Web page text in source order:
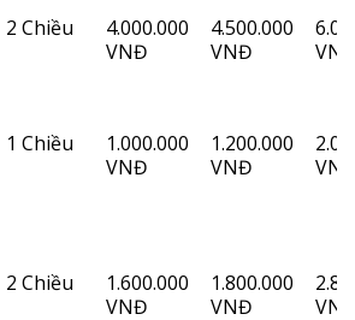
2 Chiều
4.000.000
VNĐ
4.500.000
VNĐ
1 Chiều
1.000.000
VNĐ
1.200.000
VNĐ
2 Chiều
1.600.000
VNĐ
1.800.000
VNĐ